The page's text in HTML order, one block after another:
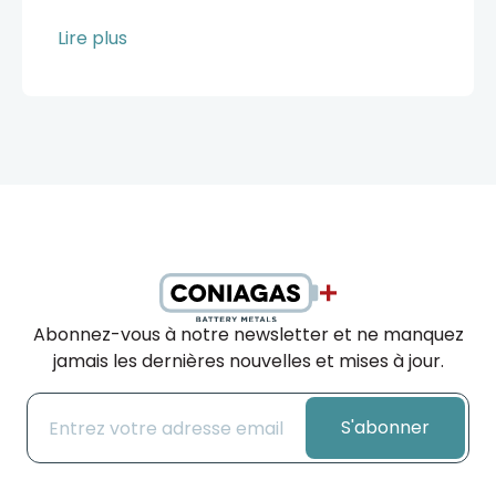
Lire plus
Abonnez-vous à notre newsletter et ne manquez
jamais les dernières nouvelles et mises à jour.
S'abonner